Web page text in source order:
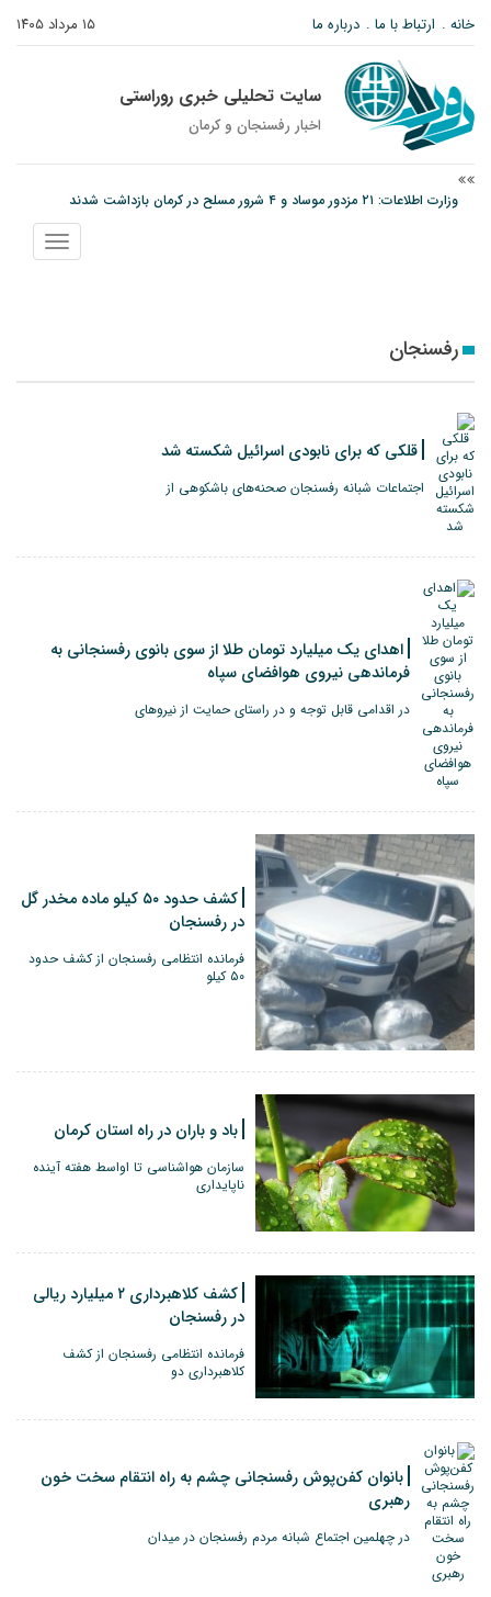
۱۵ مرداد ۱۴۰۵ خانه ارتباط با ما درباره ما
سایت تحلیلی خبری روراستی
اخبار رفسنجان و كرمان
وزارت اطلاعات: ۲۱ مزدور موساد و ۴ شرور مسلح در کرمان بازداشت شدند
دادستان رفسنجان: رفع مشکلات ایستگاه راه‌آهن احمدآباد با قید فوریت پیگیرینمایش
منو
رفسنجان
قلکی که برای نابودی اسرائیل شکسته شد
اجتماعات شبانه رفسنجان صحنه‌های باشکوهی از
اهدای یک میلیارد تومان طلا از سوی بانوی رفسنجانی به
فرماندهی نیروی هوافضای سپاه
در اقدامی قابل توجه و در راستای حمایت از نیروهای
کشف حدود ۵۰ کیلو ماده مخدر گل
در رفسنجان
فرمانده انتظامی رفسنجان از کشف حدود
۵۰ کیلو
باد و باران در راه استان کرمان
سازمان هواشناسی تا اواسط هفته آینده
ناپایداری
کشف کلاهبرداری ۲ میلیارد ریالی
در رفسنجان
فرمانده انتظامی رفسنجان از کشف
کلاهبرداری دو
بانوان کفن‌پوش رفسنجانی چشم به راه انتقام سخت خون
رهبری
در چهلمین اجتماع شبانه مردم رفسنجان در میدان